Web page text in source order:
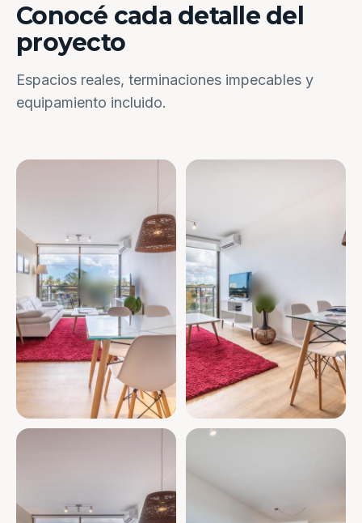
Conocé cada detalle del
proyecto
Espacios reales, terminaciones impecables y
equipamiento incluido.